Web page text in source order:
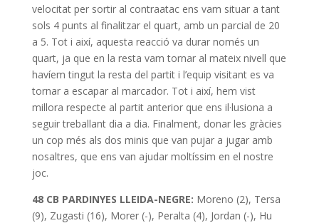
velocitat per sortir al contraatac ens vam situar a tant
sols 4 punts al finalitzar el quart, amb un parcial de 20
a 5. Tot i així, aquesta reacció va durar només un
quart, ja que en la resta vam tornar al mateix nivell que
havíem tingut la resta del partit i l’equip visitant es va
tornar a escapar al marcador. Tot i així, hem vist
millora respecte al partit anterior que ens il·lusiona a
seguir treballant dia a dia. Finalment, donar les gràcies
un cop més als dos minis que van pujar a jugar amb
nosaltres, que ens van ajudar moltíssim en el nostre
joc.
48 CB PARDINYES LLEIDA-NEGRE: Moreno (2), Tersa
(9), Zugasti (16), Morer (-), Peralta (4), Jordan (-), Hu